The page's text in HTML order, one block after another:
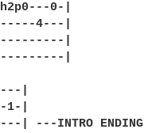
0-|
4---|
|
|
|
|
INTRO